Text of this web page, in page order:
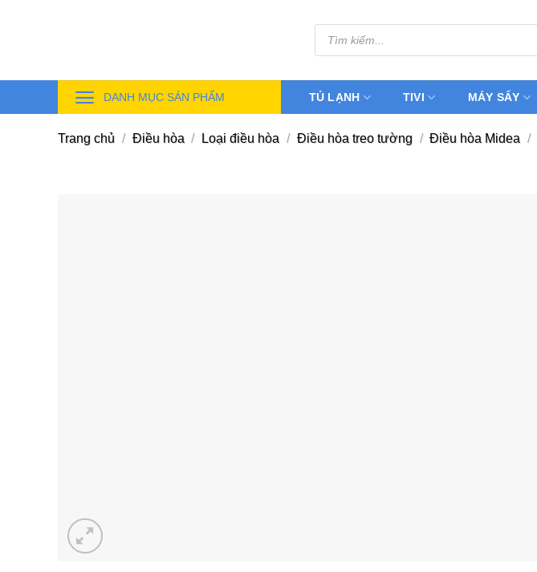
Tìm
kiếm
sản
DANH MỤC SẢN PHẨM TỦ LẠNH TIVI MÁY SẤY
Trang chủ / Điều hòa / Loại điều hòa / Điều hòa treo tường / Điều hòa Midea /